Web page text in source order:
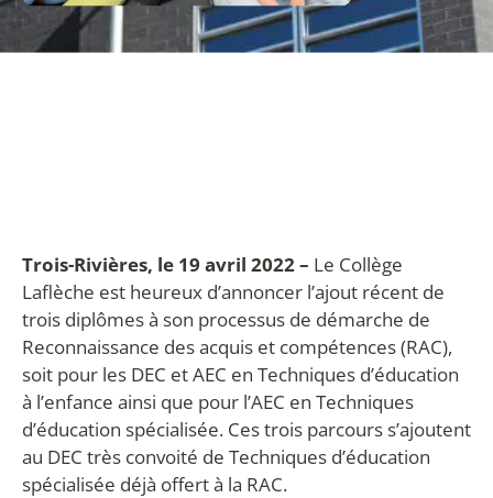
Trois-Rivières, le 19 avril 2022 – Le Collège
Laflèche est heureux d’annoncer l’ajout récent de
trois diplômes à son processus de démarche de
Reconnaissance des acquis et compétences (RAC),
soit pour les DEC et AEC en Techniques d’éducation
à l’enfance ainsi que pour l’AEC en Techniques
d’éducation spécialisée. Ces trois parcours s’ajoutent
au DEC très convoité de Techniques d’éducation
spécialisée déjà offert à la RAC.